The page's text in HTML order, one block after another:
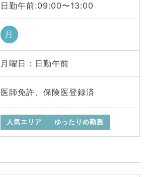
日勤午前:09:00〜13:00
月
月曜日 : 日勤午前
医師免許、保険医登録済
人気エリア ゆったりめ勤務